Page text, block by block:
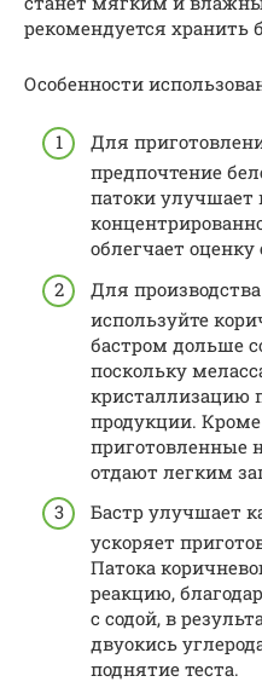
рекомендуется хранить
Особенности
Для
предпочтение
патоки
облегчает оценку
Для
используйте
бастром дольше
поскольку
кристаллизацию
продукции. Кроме
приготовленные
отдают легким
Бастр улучшает
ускоряет
Патока
реакцию,
с содой, в
двуокись
поднятие теста.